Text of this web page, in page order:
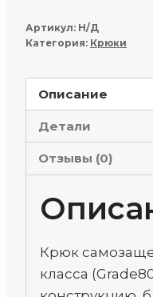
Артикул: Н/Д
Категория: Крюки
Описание
Детали
Отзывы (0)
Крюк
класса